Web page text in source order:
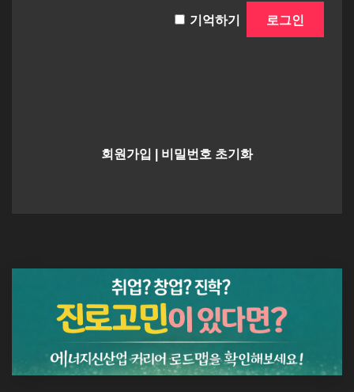
기억하기
회원가입 비밀번호 초기화